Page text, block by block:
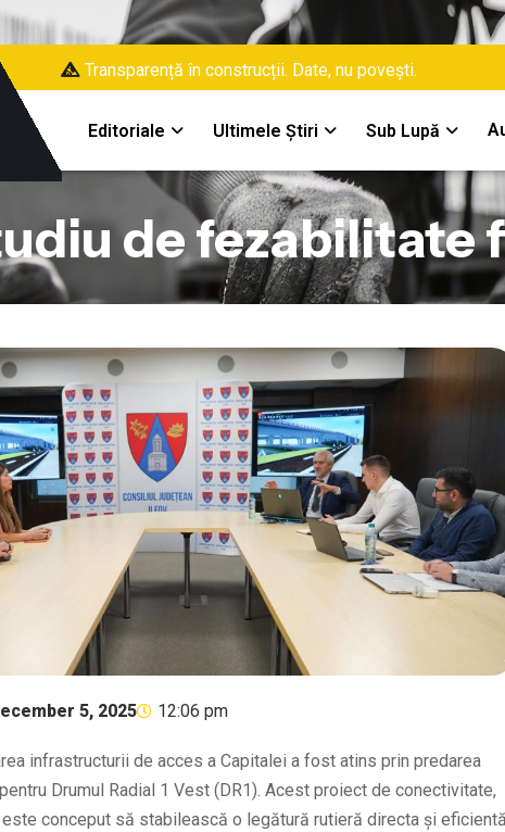
Transparență în construcții. Date, nu povești.
Editoriale Ultimele Știri Sub Lupă
de fezabilitate
5, 2025 12:06 pm
infrastructurii de acces a Capitalei a fost atins prin predarea
Drumul Radial 1 Vest (DR1). Acest proiect de conectivitate,
este conceput să stabilească o legătură rutieră directa și eficientă